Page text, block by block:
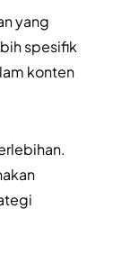
yang
spesifik
konten